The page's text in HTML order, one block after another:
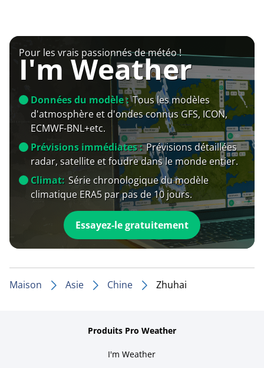
Pour les vrais passionnés de météo !
I'm Weather
Données du modèle : Tous les modèles
d'atmosphère et d'ondes connus GFS, ICON,
ECMWF-BNL+etc.
Prévisions immédiates : Prévisions détaillées
radar, satellite et foudre dans le monde entier.
Climat: Série chronologique du modèle
climatique ERA5 par pas de 10 jours.
Essayez-le gratuitement
Maison Asie Chine Zhuhai
Produits Pro Weather
I'm Weather